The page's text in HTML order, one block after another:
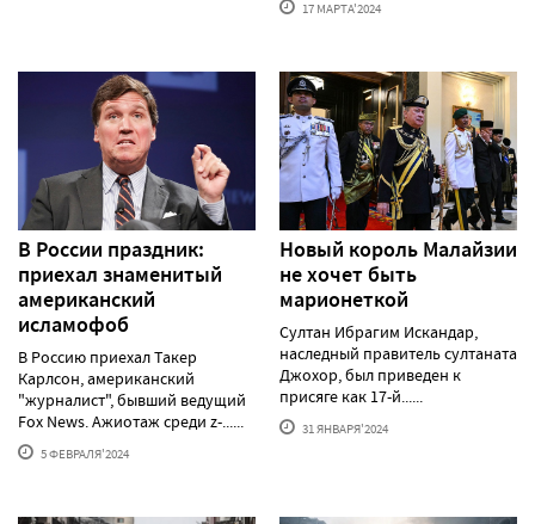
17 МАРТА'2024
В России праздник:
приехал знаменитый
американский
исламофоб
В Россию приехал Такер
Карлсон, американский
"журналист", бывший ведущий
Fox News. Ажиотаж среди z-......
5 ФЕВРАЛЯ'2024
Новый король Малайзии
не хочет быть
марионеткой
Султан Ибрагим Искандар,
наследный правитель султаната
Джохор, был приведен к
присяге как 17-й......
31 ЯНВАРЯ'2024